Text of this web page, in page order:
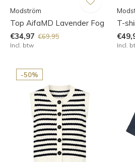
Modström
Top AifaMD Lavender Fog
€34,97 €69,95
Incl. btw
T-
Incl.
-50%